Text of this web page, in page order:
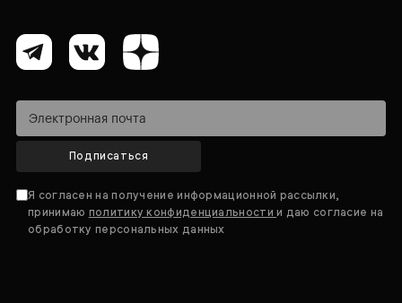
Подписаться
Я согласен на получение информационной рассылки,
принимаю политику конфиденциальностии даю согласие на
обработку персональных данных